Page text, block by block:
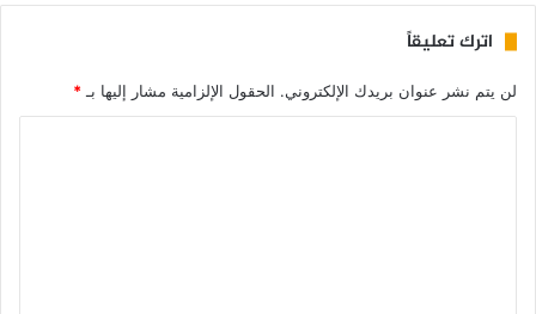
اترك تعليقاً
لن يتم نشر عنوان بريدك الإلكتروني. الحقول الإلزامية مشار إليها بـ *